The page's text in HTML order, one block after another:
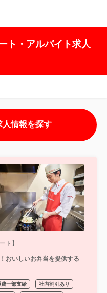
ト・アルバイト求人
人情報を探す
ト】
おいしいお弁当を提供する
費一部支給 社内割引あり